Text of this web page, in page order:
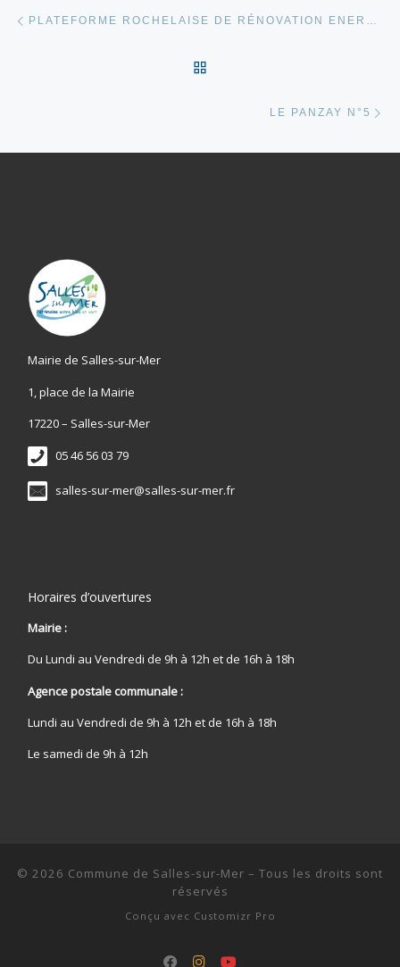
PLATEFORME ROCHELAISE DE RÉNOVATION ENERGÉTIQUE
LE PANZAY N°5
Mairie de Salles-sur-Mer
1, place de la Mairie
17220 – Salles-sur-Mer
05 46 56 03 79
salles-sur-mer@salles-sur-mer.fr
Horaires d’ouvertures
Mairie :
Du Lundi au Vendredi de 9h à 12h et de 16h à 18h
Agence postale communale :
Lundi au Vendredi de 9h à 12h et de 16h à 18h
Le samedi de 9h à 12h
© 2026 Commune de Salles-sur-Mer – Tous les droits sont
réservés
Conçu avec Customizr Pro